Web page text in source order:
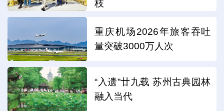
枝
重庆机场2026年旅客吞吐
量突破3000万人次
“入遗”廿九载 苏州古典园林
融入当代